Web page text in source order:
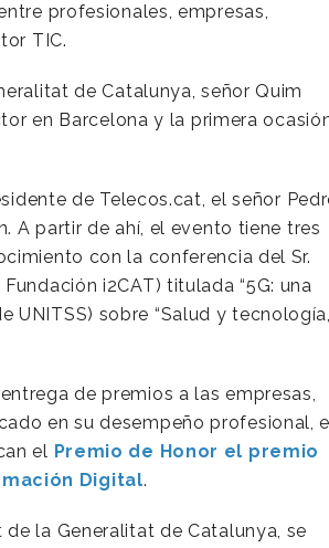
profesionales, empresas,
TIC.
de Catalunya, señor Quim
en Barcelona y la primera
de Telecos.cat, el señor
A partir de ahí, el evento tiene tres
con la conferencia del Sr.
i2CAT) titulada “5G: una
UNITSS) sobre “Salud y tecnología,
de premios a las empresas,
en su desempeño profesional,
el Premio de Honor el premio
Digital.
la Generalitat de Catalunya, se